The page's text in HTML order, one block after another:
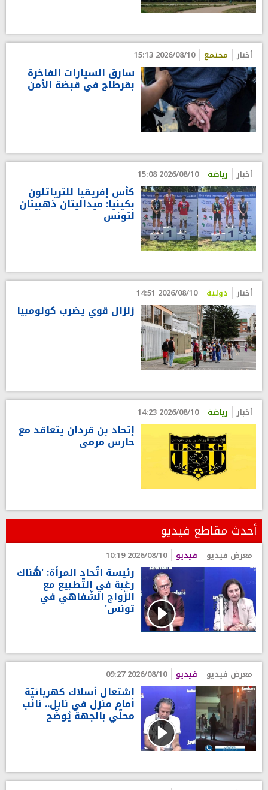
أخبار مجتمع 2026/08/10 15:13
سارق السيارات الفاخرة
بقرطاج في قبضة الأمن
أخبار رياضة 2026/08/10 15:08
كأس إفريقيا للترياتلون
بكينيا: ميداليتان ذهبيتان
لتونس
أخبار دولية 2026/08/10 14:51
زلزال قوي يضرب كولومبيا
أخبار رياضة 2026/08/10 14:23
إتحاد بن قردان يتعاقد مع
حارس مرمى
أحدث مقاطع فيديو
معرض فيديو فيديو 2026/08/10 10:19
رئيسة اتّحاد المرأة: 'هُناك
رغبة في التّطبيع مع
الزّواج الشّفاهي في
تونس'
معرض فيديو فيديو 2026/08/10 09:27
اشتعال أسلاك كهربائيّة
أمام منزل في نابل.. نائب
محلّي بالجهة يُوضّح